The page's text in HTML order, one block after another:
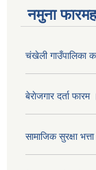
नमुना
चंखेली गाउँपालिका
बेराेजगार दर्ता फारम
सामाजिक सुरक्षा